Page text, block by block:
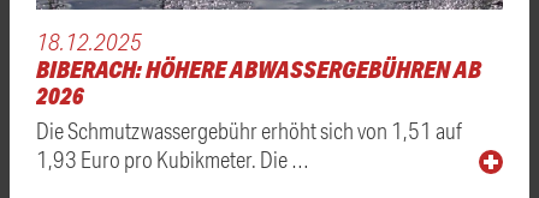
18.12.2025
BIBERACH: HÖHERE ABWASSERGEBÜHREN AB
2026
Die Schmutzwassergebühr erhöht sich von 1,51 auf
1,93 Euro pro Kubikmeter. Die …